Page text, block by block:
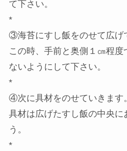
て下さい。
*
③海苔にすし飯をのせて広げ
この時、手前と奥側１㎝程
ないようにして下さい。
*
④次に具材をのせていきます。
具材は広げたすし飯の中央に
う。
*